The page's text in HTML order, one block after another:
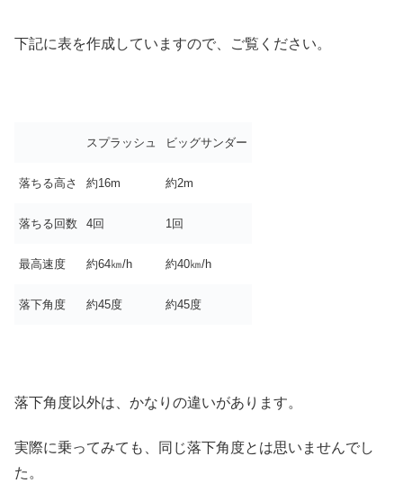
下記に表を作成していますので、ご覧ください。
スプラッシュ ビッグサンダー
落ちる高さ 約16m 約2m
落ちる回数 4回 1回
最高速度 約64㎞/h 約40㎞/h
落下角度 約45度 約45度
落下角度以外は、かなりの違いがあります。
実際に乗ってみても、同じ落下角度とは思いませんでし
た。